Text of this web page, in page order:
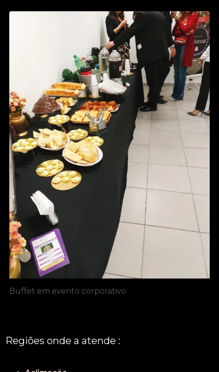
Buffet em evento corporativo
Regiões onde a atende :